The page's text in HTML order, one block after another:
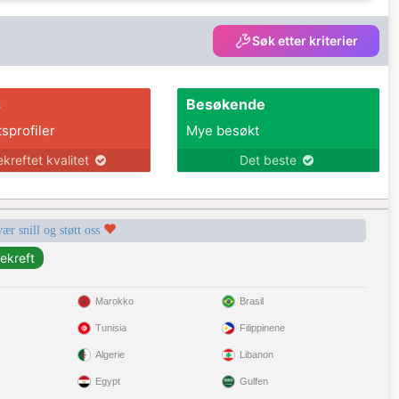
Søk etter kriterier
kvalitet
Besøkende
Mye besøkt
Det beste
snill og støtt oss
Marokko
Tunisia
Algerie
Egypt
Brasil
Filippinene
Libanon
Gulfen